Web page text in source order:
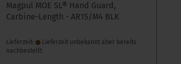
Magpul MOE SL® Hand Guard,
Carbine-Length - AR15/M4 BLK
Lieferzeit:
Lieferzeit unbekannt aber bereits
nachbestellt